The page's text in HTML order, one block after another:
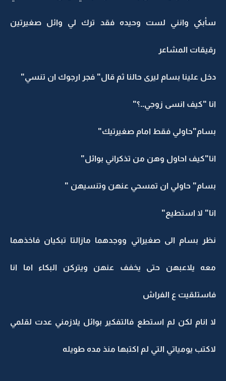
سأبكي وانني لست وحيده فقد ترك لي وائل صغيرتين
رقيقات المشاعر
دخل علينا بسام ليرى حالنا ثم قال" فجر ارجوك ان تنسي"
انا "كيف انسى زوجي..؟"
بسام"حاولي فقط امام صغيرتيك"
انا"كيف احاول وهن من تذكراني بوائل"
بسام" حاولي ان تمسحي عنهن وتنسيهن "
انا" لا استطيع"
نظر بسام الى صغيراتي ووجدهما مازالتا تبكيان فاخذهما
معه يلاعبهن حتى يخفف عنهن ويتركن البكاء اما انا
فاستلقيت ع الفراش
لا انام لكن لم استطع فالتفكير بوائل يلازمني عدت لقلمي
لاكتب يومياتي التي لم اكتبها منذ مده طويله